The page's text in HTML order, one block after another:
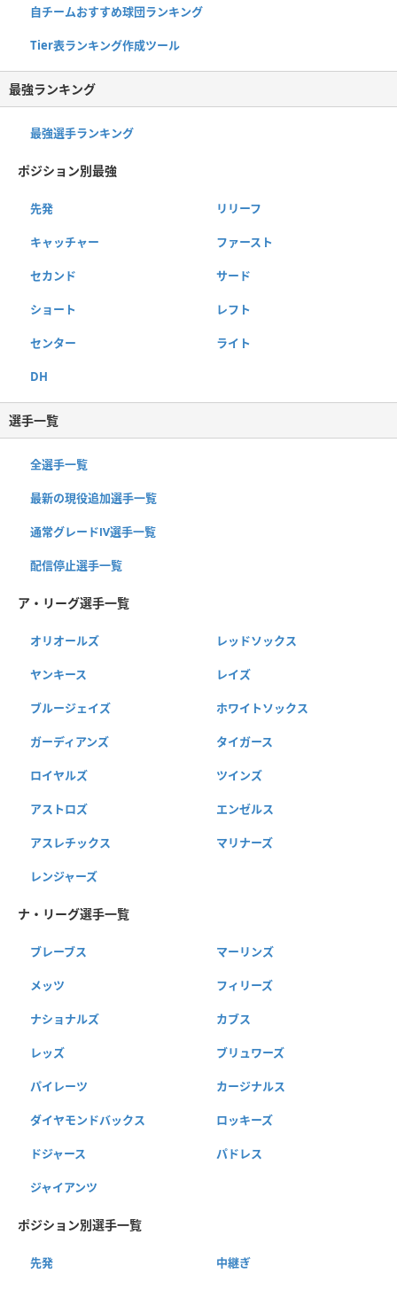
自チームおすすめ球団ランキング
Tier表ランキング作成ツール
最強ランキング
最強選手ランキング
ポジション別最強
先発 リリーフ
キャッチャー ファースト
セカンド サード
ショート レフト
センター ライト
DH
選手一覧
全選手一覧
最新の現役追加選手一覧
通常グレードⅣ選手一覧
配信停止選手一覧
ア・リーグ選手一覧
オリオールズ レッドソックス
ヤンキース レイズ
ブルージェイズ ホワイトソックス
ガーディアンズ タイガース
ロイヤルズ ツインズ
アストロズ エンゼルス
アスレチックス マリナーズ
レンジャーズ
ナ・リーグ選手一覧
ブレーブス マーリンズ
メッツ フィリーズ
ナショナルズ カブス
レッズ ブリュワーズ
パイレーツ カージナルス
ダイヤモンドバックス ロッキーズ
ドジャース パドレス
ジャイアンツ
ポジション別選手一覧
先発 中継ぎ